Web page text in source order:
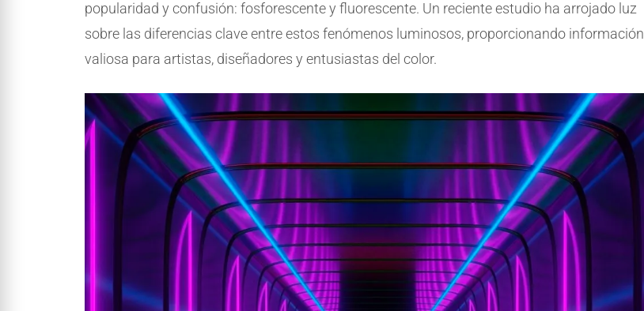
popularidad y confusión: fosforescente y fluorescente. Un reciente estudio ha arrojado luz
sobre las diferencias clave entre estos fenómenos luminosos, proporcionando información
valiosa para artistas, diseñadores y entusiastas del color.